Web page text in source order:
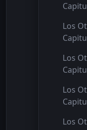
Los
Los
Los
Los